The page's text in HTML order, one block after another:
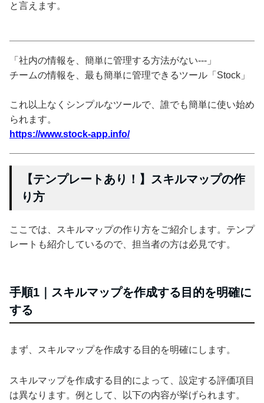
と言えます。
「社内の情報を、簡単に管理する方法がない---」
チームの情報を、最も簡単に管理できるツール「Stock」
これ以上なくシンプルなツールで、誰でも簡単に使い始め
られます。
https://www.stock-app.info/
【テンプレートあり！】スキルマップの作
り方
ここでは、スキルマップの作り方をご紹介します。テンプ
レートも紹介しているので、担当者の方は必見です。
手順1｜スキルマップを作成する目的を明確に
する
まず、スキルマップを作成する目的を明確にします。
スキルマップを作成する目的によって、設定する評価項目
は異なります。例として、以下の内容が挙げられます。